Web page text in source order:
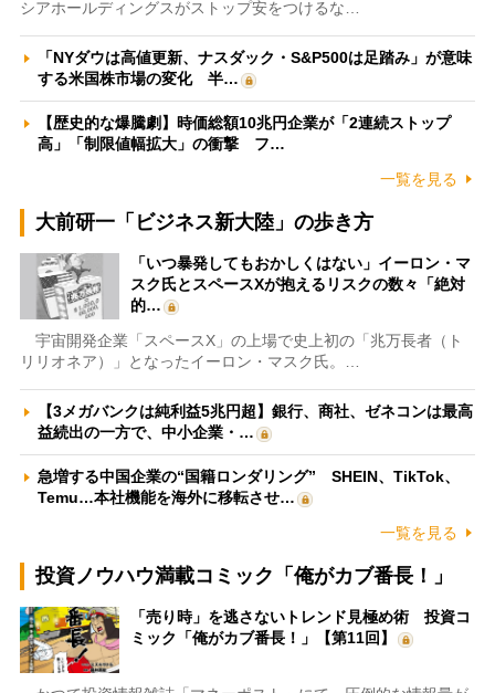
シアホールディングスがストップ安をつけるな…
「NYダウは高値更新、ナスダック・S&P500は足踏み」が意味
する米国株市場の変化 半…
【歴史的な爆騰劇】時価総額10兆円企業が「2連続ストップ
高」「制限値幅拡大」の衝撃 フ…
一覧を見る
大前研一「ビジネス新大陸」の歩き方
「いつ暴発してもおかしくはない」イーロン・マ
スク氏とスペースXが抱えるリスクの数々「絶対
的…
宇宙開発企業「スペースX」の上場で史上初の「兆万長者（ト
リリオネア）」となったイーロン・マスク氏。…
【3メガバンクは純利益5兆円超】銀行、商社、ゼネコンは最高
益続出の一方で、中小企業・…
急増する中国企業の“国籍ロンダリング” SHEIN、TikTok、
Temu…本社機能を海外に移転させ…
一覧を見る
投資ノウハウ満載コミック「俺がカブ番長！」
「売り時」を逃さないトレンド見極め術 投資コ
ミック「俺がカブ番長！」【第11回】